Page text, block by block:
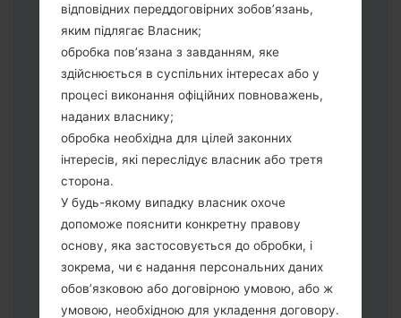
Натисніть та утримуйте клавіші:
зменшення та збільшення гучності.
Підключивши телефон до ПК
використовуючи USB кабель.
Натисніть та утримуйти клавіші:
живлення, збільшення гучності та
додому.
Підключіть USB кабель та натисніть
клавіші: зменшення звуку та Bixbi.
Натисніть та утримуйти клавіші:
живлення та збільшення гучності.
Далі підключить телефон до ПК,
програма Odin повина виявити Ваш
девайс та "COM port number" з'явиться
на екрані.
відповідних переддоговірних зобов’язань,
яким підлягає Власник;
обробка пов’язана з завданням, яке
здійснюється в суспільних інтересах або у
процесі виконання офіційних повноважень,
наданих власнику;
обробка необхідна для цілей законних
інтересів, які переслідує власник або третя
сторона.
У будь-якому випадку власник охоче
допоможе пояснити конкретну правову
основу, яка застосовується до обробки, і
зокрема, чи є надання персональних даних
обов’язковою або договірною умовою, або ж
умовою, необхідною для укладення договору.